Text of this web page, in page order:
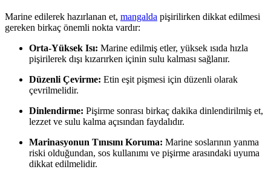
Marine edilerek hazırlanan et, mangalda pişirilirken dikkat edilmesi
gereken birkaç önemli nokta vardır:
Orta-Yüksek Isı: Marine edilmiş etler, yüksek ısıda hızla
pişirilerek dışı kızarırken içinin sulu kalması sağlanır.
Düzenli Çevirme: Etin eşit pişmesi için düzenli olarak
çevrilmelidir.
Dinlendirme: Pişirme sonrası birkaç dakika dinlendirilmiş et,
lezzet ve sulu kalma açısından faydalıdır.
Marinasyonun Tınısını Koruma: Marine soslarının yanma
riski olduğundan, sos kullanımı ve pişirme arasındaki uyuma
dikkat edilmelidir.